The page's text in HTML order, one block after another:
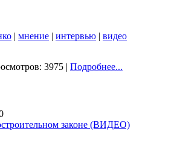
| мнение | интервью | видео
3975 | Подробнее...
законе (ВИДЕО)